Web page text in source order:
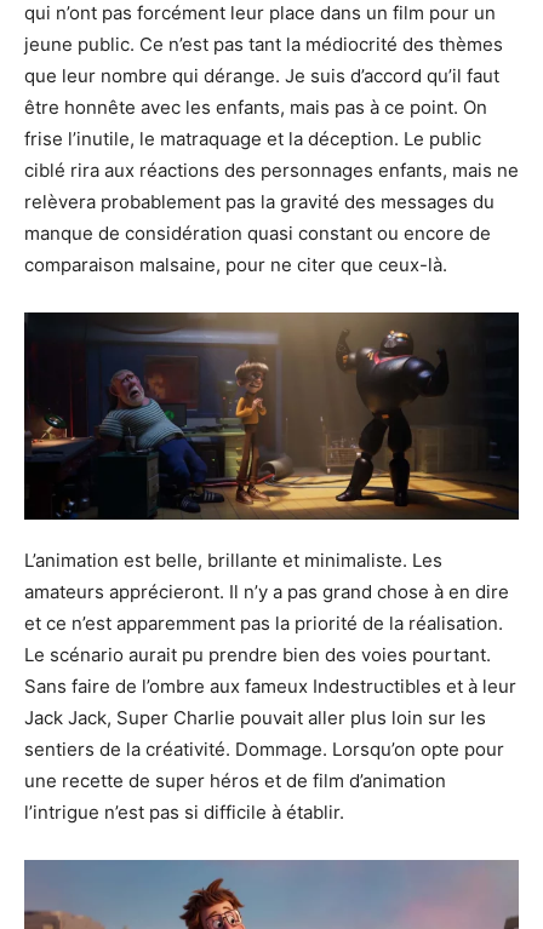
qui n’ont pas forcément leur place dans un film pour un
jeune public. Ce n’est pas tant la médiocrité des thèmes
que leur nombre qui dérange. Je suis d’accord qu’il faut
être honnête avec les enfants, mais pas à ce point. On
frise l’inutile, le matraquage et la déception. Le public
ciblé rira aux réactions des personnages enfants, mais ne
relèvera probablement pas la gravité des messages du
manque de considération quasi constant ou encore de
comparaison malsaine, pour ne citer que ceux-là.
L’animation est belle, brillante et minimaliste. Les
amateurs apprécieront. Il n’y a pas grand chose à en dire
et ce n’est apparemment pas la priorité de la réalisation.
Le scénario aurait pu prendre bien des voies pourtant.
Sans faire de l’ombre aux fameux Indestructibles et à leur
Jack Jack, Super Charlie pouvait aller plus loin sur les
sentiers de la créativité. Dommage. Lorsqu’on opte pour
une recette de super héros et de film d’animation
l’intrigue n’est pas si difficile à établir.